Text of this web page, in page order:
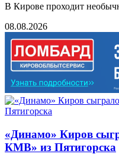
В Кирове проходит
08.08.2026
«Динамо» Киров
КМВ» из Пятигорска